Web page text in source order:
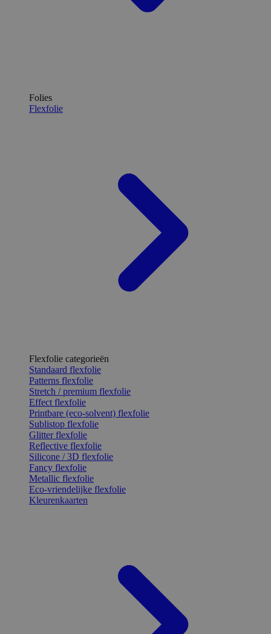
Folies
Flexfolie
Flexfolie categorieën
Standaard flexfolie
Patterns flexfolie
Stretch / premium flexfolie
Effect flexfolie
Printbare (eco-solvent) flexfolie
Sublistop flexfolie
Glitter flexfolie
Reflective flexfolie
Silicone / 3D flexfolie
Fancy flexfolie
Metallic flexfolie
Eco-vriendelijke flexfolie
Kleurenkaarten